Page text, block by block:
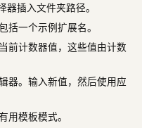
插入文件夹路径。
括一个示例扩展名。
前计数器值，这些值由计数
器。输入新值，然后使用应
用模板模式。